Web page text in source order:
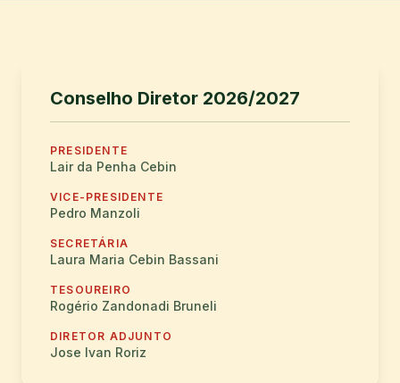
Conselho Diretor 2026/2027
PRESIDENTE
Lair da Penha Cebin
VICE-PRESIDENTE
Pedro Manzoli
SECRETÁRIA
Laura Maria Cebin Bassani
TESOUREIRO
Rogério Zandonadi Bruneli
DIRETOR ADJUNTO
Jose Ivan Roriz